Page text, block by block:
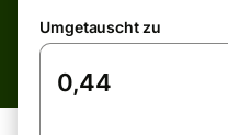
Umgetauscht zu